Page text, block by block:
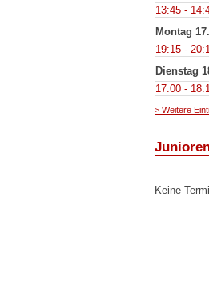
13:45 -
Montag
19:15 -
Dienstag
17:00 -
> Weitere
Keine